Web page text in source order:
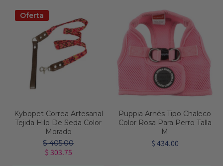
Oferta
Kybopet Correa Artesanal
Tejida Hilo De Seda Color
Morado
$ 405.00
$ 303.75
Puppia Arnés Tipo Chaleco
Color Rosa Para Perro Talla
M
$ 434.00